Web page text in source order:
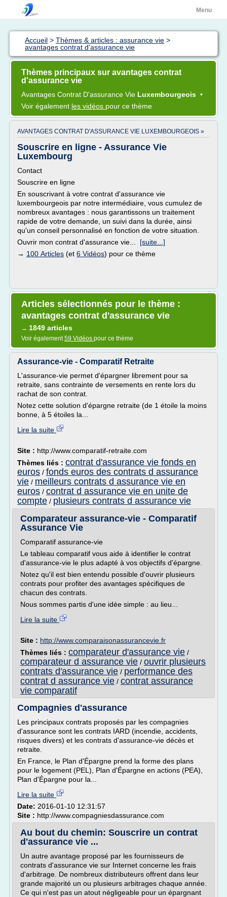
Menu
Accueil > Thèmes & articles : assurance vie >
avantages contrat d'assurance vie
Thèmes principaux sur avantages contrat
d'assurance vie
Avantages Contrat D'assurance Vie Luxembourgeois •
Voir également les vidéos pour ce thème
AVANTAGES CONTRAT D'ASSURANCE VIE LUXEMBOURGEOIS »
Souscrire en ligne - Assurance Vie
Luxembourg
Contact
Souscrire en ligne
En souscrivant à votre contrat d'assurance vie
luxembourgeois par notre intermédiaire, vous cumulez de
nombreux avantages : nous garantissons un traitement
rapide de votre demande, un suivi dans la durée, ainsi
qu'un conseil personnalisé en fonction de votre situation.
Ouvrir mon contrat d'assurance vie... [suite...]
→ 100 Articles (et 6 Vidéos) pour ce thème
Articles sélectionnés pour le thème :
avantages contrat d'assurance vie
→ 1849 articles
Voir également59 Vidéos pour ce thème
Assurance-vie - Comparatif Retraite
L'assurance-vie permet d'épargner librement pour sa
retraite, sans contrainte de versements en rente lors du
rachat de son contrat.
Notez cette solution d'épargne retraite (de 1 étoile la moins
bonne, à 5 étoiles la...
Lire la suite
Site : http://www.comparatif-retraite.com
Thèmes liés : contrat d'assurance vie fonds en
euros / fonds euros des contrats d assurance
vie / meilleurs contrats d assurance vie en
euros / contrat d assurance vie en unite de
compte / plusieurs contrats d assurance vie
Comparateur assurance-vie - Comparatif
Assurance Vie
Comparatif assurance-vie
Le tableau comparatif vous aide à identifier le contrat
d'assurance-vie le plus adapté à vos objectifs d'épargne.
Notez qu'il est bien entendu possible d'ouvrir plusieurs
contrats pour profiter des avantages spécifiques de
chacun des contrats.
Nous sommes partis d'une idée simple : au lieu...
Lire la suite
Site : http://www.comparaisonassurancevie.fr
Thèmes liés : comparateur d'assurance vie /
comparateur d assurance vie / ouvrir plusieurs
contrats d'assurance vie / performance des
contrat d assurance vie / contrat assurance
vie comparatif
Compagnies d'assurance
Les principaux contrats proposés par les compagnies
d'assurance sont les contrats IARD (incendie, accidents,
risques divers) et les contrats d'assurance-vie décès et
retraite.
En France, le Plan d'Épargne prend la forme des plans
pour le logement (PEL), Plan d'Épargne en actions (PEA),
Plan d'Épargne pour la...
Lire la suite
Date: 2016-01-10 12:31:57
Site : http://www.compagniesdassurance.com
Au bout du chemin: Souscrire un contrat
d'assurance vie ...
Un autre avantage proposé par les fournisseurs de
contrats d'assurance vie sur Internet concerne les frais
d'arbitrage. De nombreux distributeurs offrent dans leur
grande majorité un ou plusieurs arbitrages chaque année.
Ce qui n'est pas un atout négligeable pour un épargnant